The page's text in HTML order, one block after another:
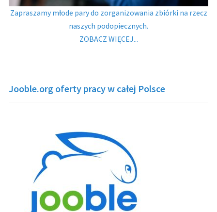
Zapraszamy młode pary do zorganizowania zbiórki na rzecz
naszych podopiecznych.
ZOBACZ WIĘCEJ...
Jooble.org oferty pracy w całej Polsce